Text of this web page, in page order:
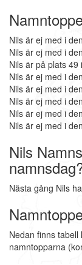
Nils är ej med i
Nils är ej med i
Nils är på plats
Nils är ej med i
Nils är ej med i
Nils är ej med i
Nils är ej med i
Nils är ej med i
Nils
Nästa gång Nils
Nedan finns
namntopparna